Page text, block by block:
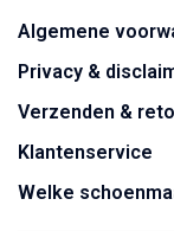
Algemene
Privacy &
Verzenden &
Klantenservice
Welke